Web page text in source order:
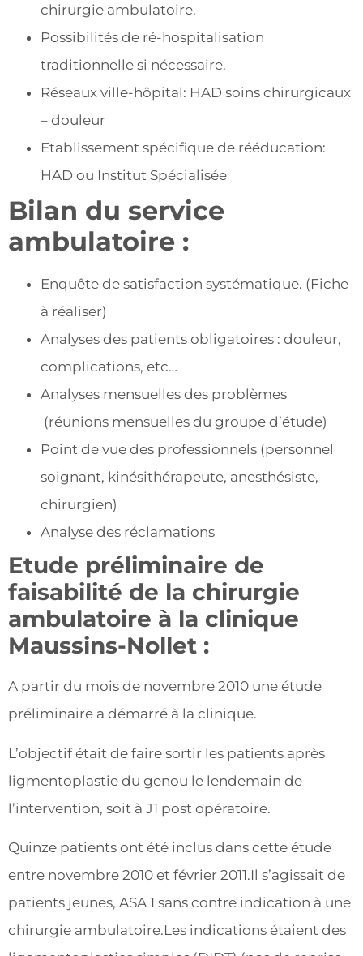
chirurgie ambulatoire.
Possibilités de ré-hospitalisation
traditionnelle si nécessaire.
Réseaux ville-hôpital: HAD soins chirurgicaux
– douleur
Etablissement spécifique de rééducation:
HAD ou Institut Spécialisée
Bilan du service
ambulatoire :
Enquête de satisfaction systématique. (Fiche
à réaliser)
Analyses des patients obligatoires : douleur,
complications, etc…
Analyses mensuelles des problèmes
(réunions mensuelles du groupe d’étude)
Point de vue des professionnels (personnel
soignant, kinésithérapeute, anesthésiste,
chirurgien)
Analyse des réclamations
Etude préliminaire de
faisabilité de la chirurgie
ambulatoire à la clinique
Maussins-Nollet :
A partir du mois de novembre 2010 une étude
préliminaire a démarré à la clinique.
L’objectif était de faire sortir les patients après
ligmentoplastie du genou le lendemain de
l’intervention, soit à J1 post opératoire.
Quinze patients ont été inclus dans cette étude
entre novembre 2010 et février 2011.Il s’agissait de
patients jeunes, ASA 1 sans contre indication à une
chirurgie ambulatoire.Les indications étaient des